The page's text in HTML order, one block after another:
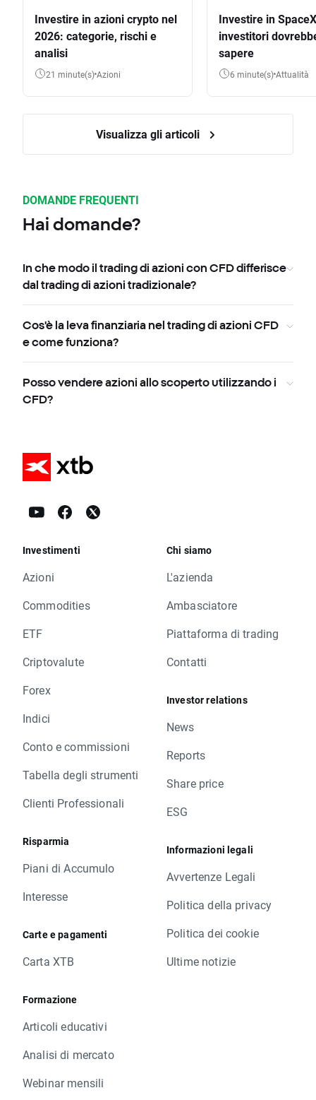
Investire in azioni crypto nel
2026: categorie, rischi e
analisi
21 minute(s) Azioni
Investire in
investitori
sapere
6 minute(s) Attualità
Visualizza gli articoli
DOMANDE FREQUENTI
Hai domande?
In che modo il trading di azioni con CFD differisce
dal trading di azioni tradizionale?
Cos'è la leva finanziaria nel trading di azioni CFD
e come funziona?
Posso vendere azioni allo scoperto utilizzando i
CFD?
Investimenti
Azioni
Commodities
ETF
Criptovalute
Forex
Indici
Conto e commissioni
Tabella degli strumenti
Clienti Professionali
Risparmia
Piani di Accumulo
Interesse
Carte e pagamenti
Carta XTB
Formazione
Articoli educativi
Analisi di mercato
Webinar mensili
Chi siamo
L'azienda
Ambasciatore
Piattaforma di trading
Contatti
Investor relations
News
Reports
Share price
ESG
Informazioni legali
Avvertenze Legali
Politica della privacy
Politica dei cookie
Ultime notizie